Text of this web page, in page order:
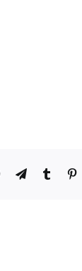
WhatsApp
TelegramTumblr